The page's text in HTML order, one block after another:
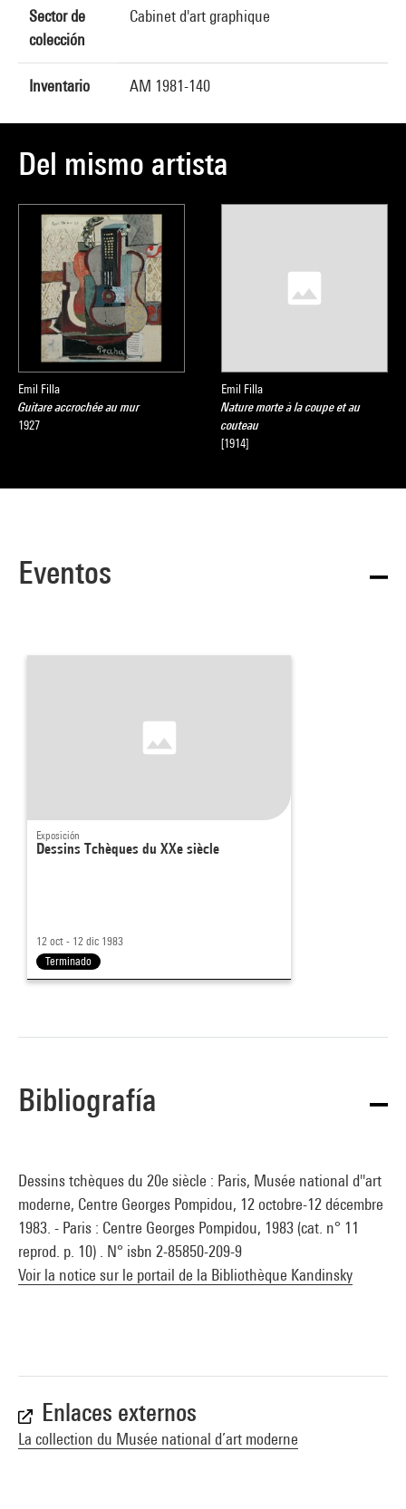
Sector de
colección
Cabinet d'art graphique
Inventario AM 1981-140
Del mismo artista
Emil Filla
Guitare accrochée au mur
1927
Emil Filla
Nature morte à la coupe et au
couteau
[1914]
Eventos
Exposición
Dessins Tchèques du XXe siècle
12 oct - 12 dic 1983
Terminado
Bibliografía
Dessins tchèques du 20e siècle : Paris, Musée national d''art
moderne, Centre Georges Pompidou, 12 octobre-12 décembre
1983. - Paris : Centre Georges Pompidou, 1983 (cat. n° 11
reprod. p. 10) . N° isbn 2-85850-209-9
Voir la notice sur le portail de la Bibliothèque Kandinsky
Enlaces externos
La collection du Musée national d’art moderne